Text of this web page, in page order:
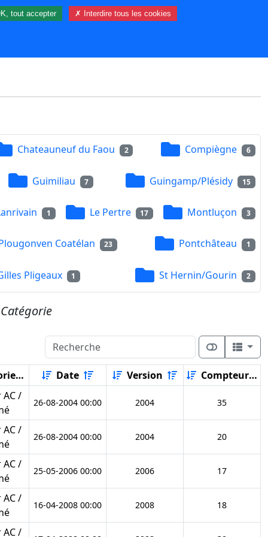
Chateauneuf du Faou 2 Compiègne 6
Guimiliau 7 Guingamp/Plésidy 15
1 Le Pertre 17 Montluçon 3
Coatélan 23 Pontchâteau 1
Pligeaux 1 St Hernin/Gourin 2
Catégorie
Date Version Compteur
/
26-08-2004 00:00 2004 35
/
26-08-2004 00:00 2004 20
/
25-05-2006 00:00 2006 17
/
16-04-2008 00:00 2008 18
/
tout accepter ✗ Interdire tous les cookies